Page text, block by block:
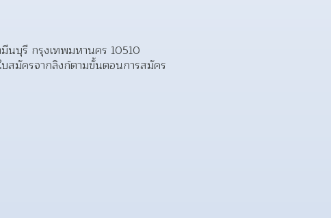
นบุรี กรุงเทพมหานคร 10510
สมัครจากลิงก์ตามขั้นตอนการสมัคร